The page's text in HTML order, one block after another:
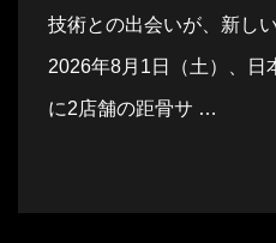
技術との出会いが、新し
2026年8月1日（土）、日
に2店舗の距骨サ …